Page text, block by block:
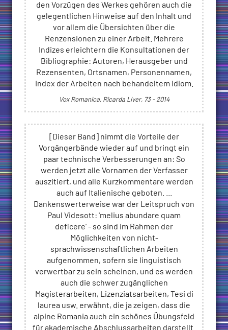
den Vorzügen des Werkes gehören auch die
gelegentlichen Hinweise auf den Inhalt und
vor allem die Übersichten über die
Renzensionen zu einer Arbeit. Mehrere
Indizes erleichtern die Konsultationen der
Bibliographie: Autoren, Herausgeber und
Rezensenten, Ortsnamen, Personennamen,
Index der Arbeiten nach behandeltem Idiom.
Vox Romanica, Ricarda Liver, 73 - 2014
[Dieser Band] nimmt die Vorteile der
Vorgängerbände wieder auf und bringt ein
paar technische Verbesserungen an: So
werden jetzt alle Vornamen der Verfasser
auszitiert, und alle Kurzkommentare werden
auch auf Italienische geboten. ...
Dankenswerterweise war der Leitspruch von
Paul Videsott: 'melius abundare quam
deficere' - so sind im Rahmen der
Möglichkeiten von nicht-
sprachwissenschaftlichen Arbeiten
aufgenommen, sofern sie linguistisch
verwertbar zu sein scheinen, und es werden
auch die schwer zugänglichen
Magisterarbeiten, Lizenziatsarbeiten, Tesi di
laurea usw. erwähnt, die ja zeigen, dass die
alpine Romania auch ein schönes Übungsfeld
für akademische Abschlussarbeiten darstellt.